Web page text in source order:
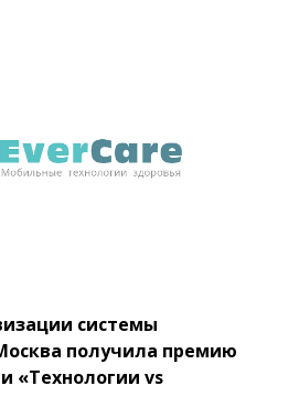
системы
получила премию
«Технологии vs